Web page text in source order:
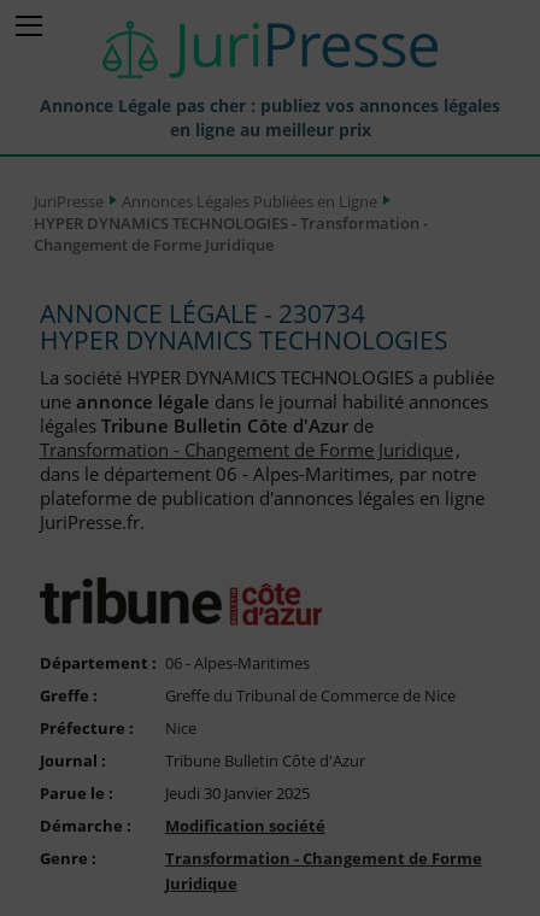
Annonce Légale pas cher : publiez vos annonces légales
en ligne au meilleur prix
Annonces Légales Publiées
Journaux Habilités (JAL) Annonces Légales
Liste des Greffes
Liste des CCI
Le Blog pour les Entreprises
Nous Contacter
JuriPresse
Annonces Légales Publiées en Ligne
HYPER DYNAMICS TECHNOLOGIES - Transformation -
Changement de Forme Juridique
ANNONCE LÉGALE - 230734
HYPER DYNAMICS TECHNOLOGIES
La société HYPER DYNAMICS TECHNOLOGIES a publiée
une annonce légale dans le journal habilité annonces
légalesTribune Bulletin Côte d'Azurde
Transformation - Changement de Forme Juridique,
dans le département 06 - Alpes-Maritimes, par notre
plateforme de publication d'annonces légales en ligne
JuriPresse.fr.
Département : 06 - Alpes-Maritimes
Greffe :
Greffe du Tribunal de Commerce de Nice
Préfecture :
Nice
Journal :
Tribune Bulletin Côte d'Azur
Parue le :
Jeudi 30 Janvier 2025
Démarche :
Modification société
Genre :
Transformation - Changement de Forme
Juridique